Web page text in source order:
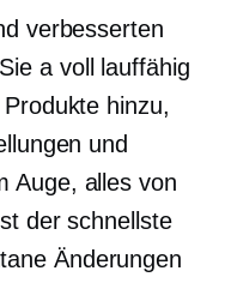
verbesserten
a voll lauffähig
hinzu,
und
Auge, alles von
der schnellste
Änderungen